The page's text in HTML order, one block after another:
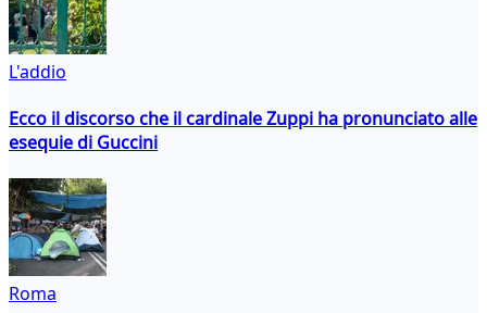
L'addio
Ecco il discorso che il cardinale Zuppi ha pronunciato alle
esequie di Guccini
Roma